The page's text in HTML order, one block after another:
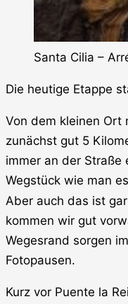
Santa Cilia –
Die heutige Etappe
Von dem kleinen Ort
zunächst gut 5
immer an der Straße
Wegstück wie man
Aber auch das ist
kommen wir gut
Wegesrand sorgen
Fotopausen.
Kurz vor Puente la